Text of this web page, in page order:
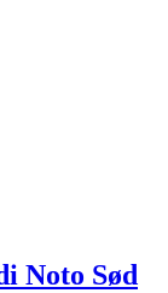
Noto Sød